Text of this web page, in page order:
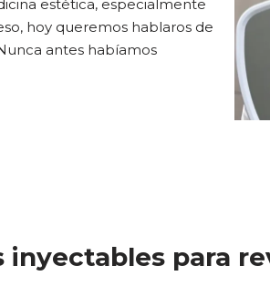
estética, especialmente
hoy queremos hablaros de
antes habíamos
inyectables para